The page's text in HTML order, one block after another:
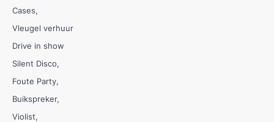
Cases
Vleugel verhuur
Drive in show
Silent Disco
Foute Party
Buikspreker
Violist